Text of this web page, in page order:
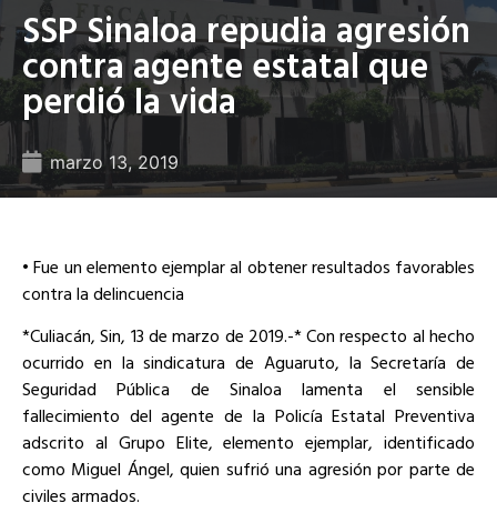
SSP Sinaloa repudia agresión
contra agente estatal que
perdió la vida
marzo 13, 2019
• Fue un elemento ejemplar al obtener resultados favorables
contra la delincuencia
*Culiacán, Sin, 13 de marzo de 2019.-* Con respecto al hecho
ocurrido en la sindicatura de Aguaruto, la Secretaría de
Seguridad Pública de Sinaloa lamenta el sensible
fallecimiento del agente de la Policía Estatal Preventiva
adscrito al Grupo Elite, elemento ejemplar, identificado
como Miguel Ángel, quien sufrió una agresión por parte de
civiles armados.